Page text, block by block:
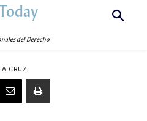
del Derecho
CRUZ